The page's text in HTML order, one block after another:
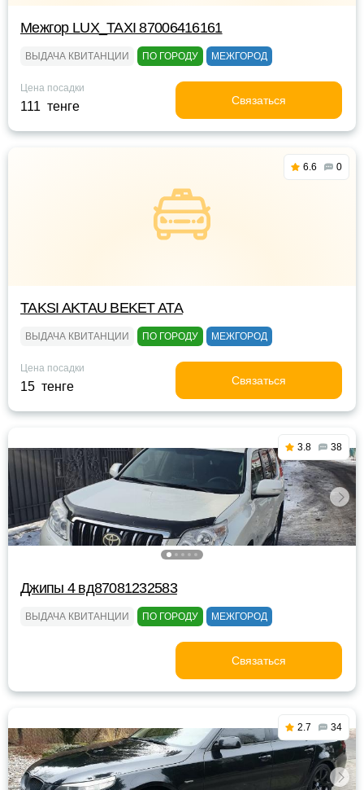
Межгор LUX_TAXI 87006416161
ВЫДАЧА КВИТАНЦИИ ПО ГОРОДУ МЕЖГОРОД
Цена посадки
111 тенге Связаться
6.6 0
TAKSI AKTAU BEKET ATA
ВЫДАЧА КВИТАНЦИИ ПО ГОРОДУ МЕЖГОРОД
Цена посадки
15 тенге Связаться
3.8 38
Джипы 4 вд87081232583
ВЫДАЧА КВИТАНЦИИ ПО ГОРОДУ МЕЖГОРОД
Связаться
2.7 34